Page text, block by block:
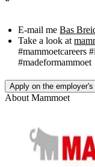
E-mail meBas
Take a look at
#mammoetcareers
#madeformammoet
Apply on the
About Mammoet